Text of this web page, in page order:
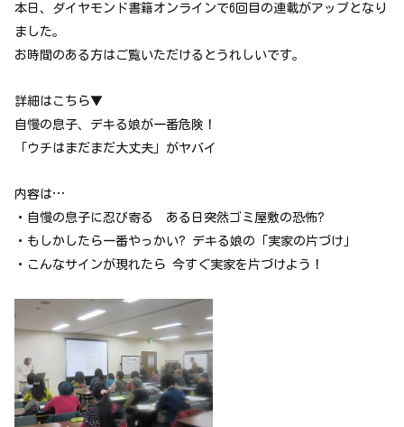
本日、ダイヤモンド書籍オンラインで6回目の連載がアップとなり
ました。
お時間のある方はご覧いただけるとうれしいです。
詳細はこちら▼
自慢の息子、デキる娘が一番危険！
「ウチはまだまだ大丈夫」がヤバイ
内容は…
・自慢の息子に忍び寄る ある日突然ゴミ屋敷の恐怖?
・もしかしたら一番やっかい? デキる娘の「実家の片づけ」
・こんなサインが現れたら 今すぐ実家を片づけよう！